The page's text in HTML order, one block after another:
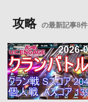
攻略 の最新記事8件